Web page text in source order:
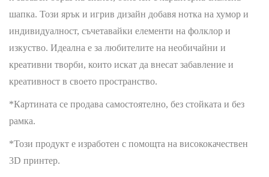
шапка. Този ярък и игрив дизайн добавя нотка на хумор и
индивидуалност, съчетавайки елементи на фолклор и
изкуство. Идеална е за любителите на необичайни и
креативни творби, които искат да внесат забавление и
креативност в своето пространство.
*Картината се продава самостоятелно, без стойката и без
рамка.
*Този продукт е изработен с помощта на висококачествен
3D принтер.